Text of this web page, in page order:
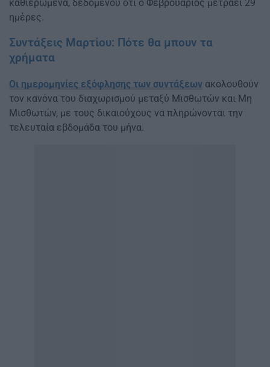
καθιερωμένα, δεδομένου ότι ο Φεβρουάριος μετράει 29
ημέρες.
Συντάξεις Μαρτίου: Πότε θα μπουν τα
χρήματα
Οι ημερομηνίες εξόφλησης των συντάξεων ακολουθούν
τον κανόνα του διαχωρισμού μεταξύ Μισθωτών και Μη
Μισθωτών, με τους δικαιούχους να πληρώνονται την
τελευταία εβδομάδα του μήνα.